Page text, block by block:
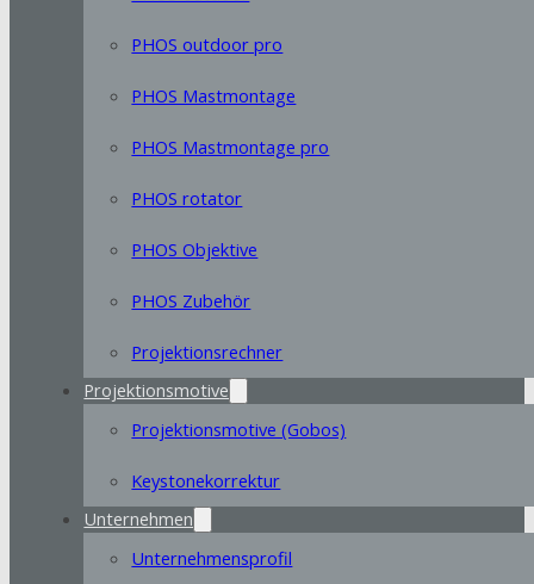
PHOS outdoor pro
PHOS Mastmontage
PHOS Mastmontage pro
PHOS rotator
PHOS Objektive
PHOS Zubehör
Projektionsrechner
Projektionsmotive
Projektionsmotive (Gobos)
Keystonekorrektur
Unternehmen
Unternehmensprofil